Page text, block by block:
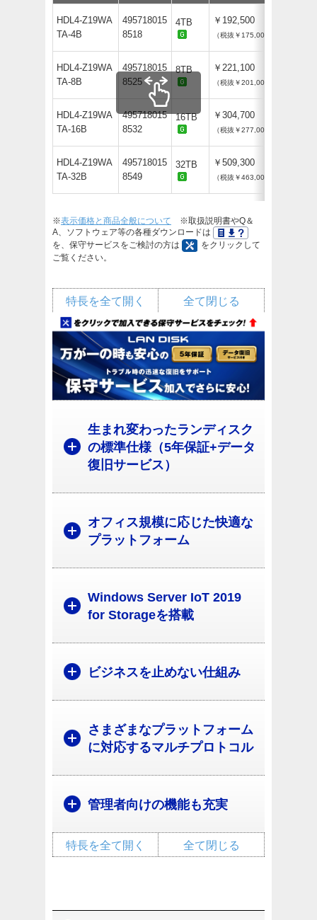
HDL4-Z19WA
TA-4B
495718015
8518
4TB ￥192,500
（税抜￥175,000）
HDL4-Z19WA
TA-8B
495718015
8525
8TB ￥221,100
（税抜￥201,000）
HDL4-Z19WA
TA-16B
495718015
8532
16TB ￥304,700
（税抜￥277,000）
HDL4-Z19WA
TA-32B
495718015
8549
32TB ￥509,300
（税抜￥463,000）
※表示価格と商品全般について ※取扱説明書やQ＆
A、ソフトウェア等の各種ダウンロードは
を、保守サービスをご検討の方は
をクリックして
ご覧ください。
全て閉じる
特長を全て開く
生まれ変わったランディスク
の標準仕様（5年保証+データ
復旧サービス）
オフィス規模に応じた快適な
プラットフォーム
Windows Server IoT 2019
for Storageを搭載
ビジネスを止めない仕組み
さまざまなプラットフォーム
に対応するマルチプロトコル
管理者向けの機能も充実
全て閉じる
特長を全て開く